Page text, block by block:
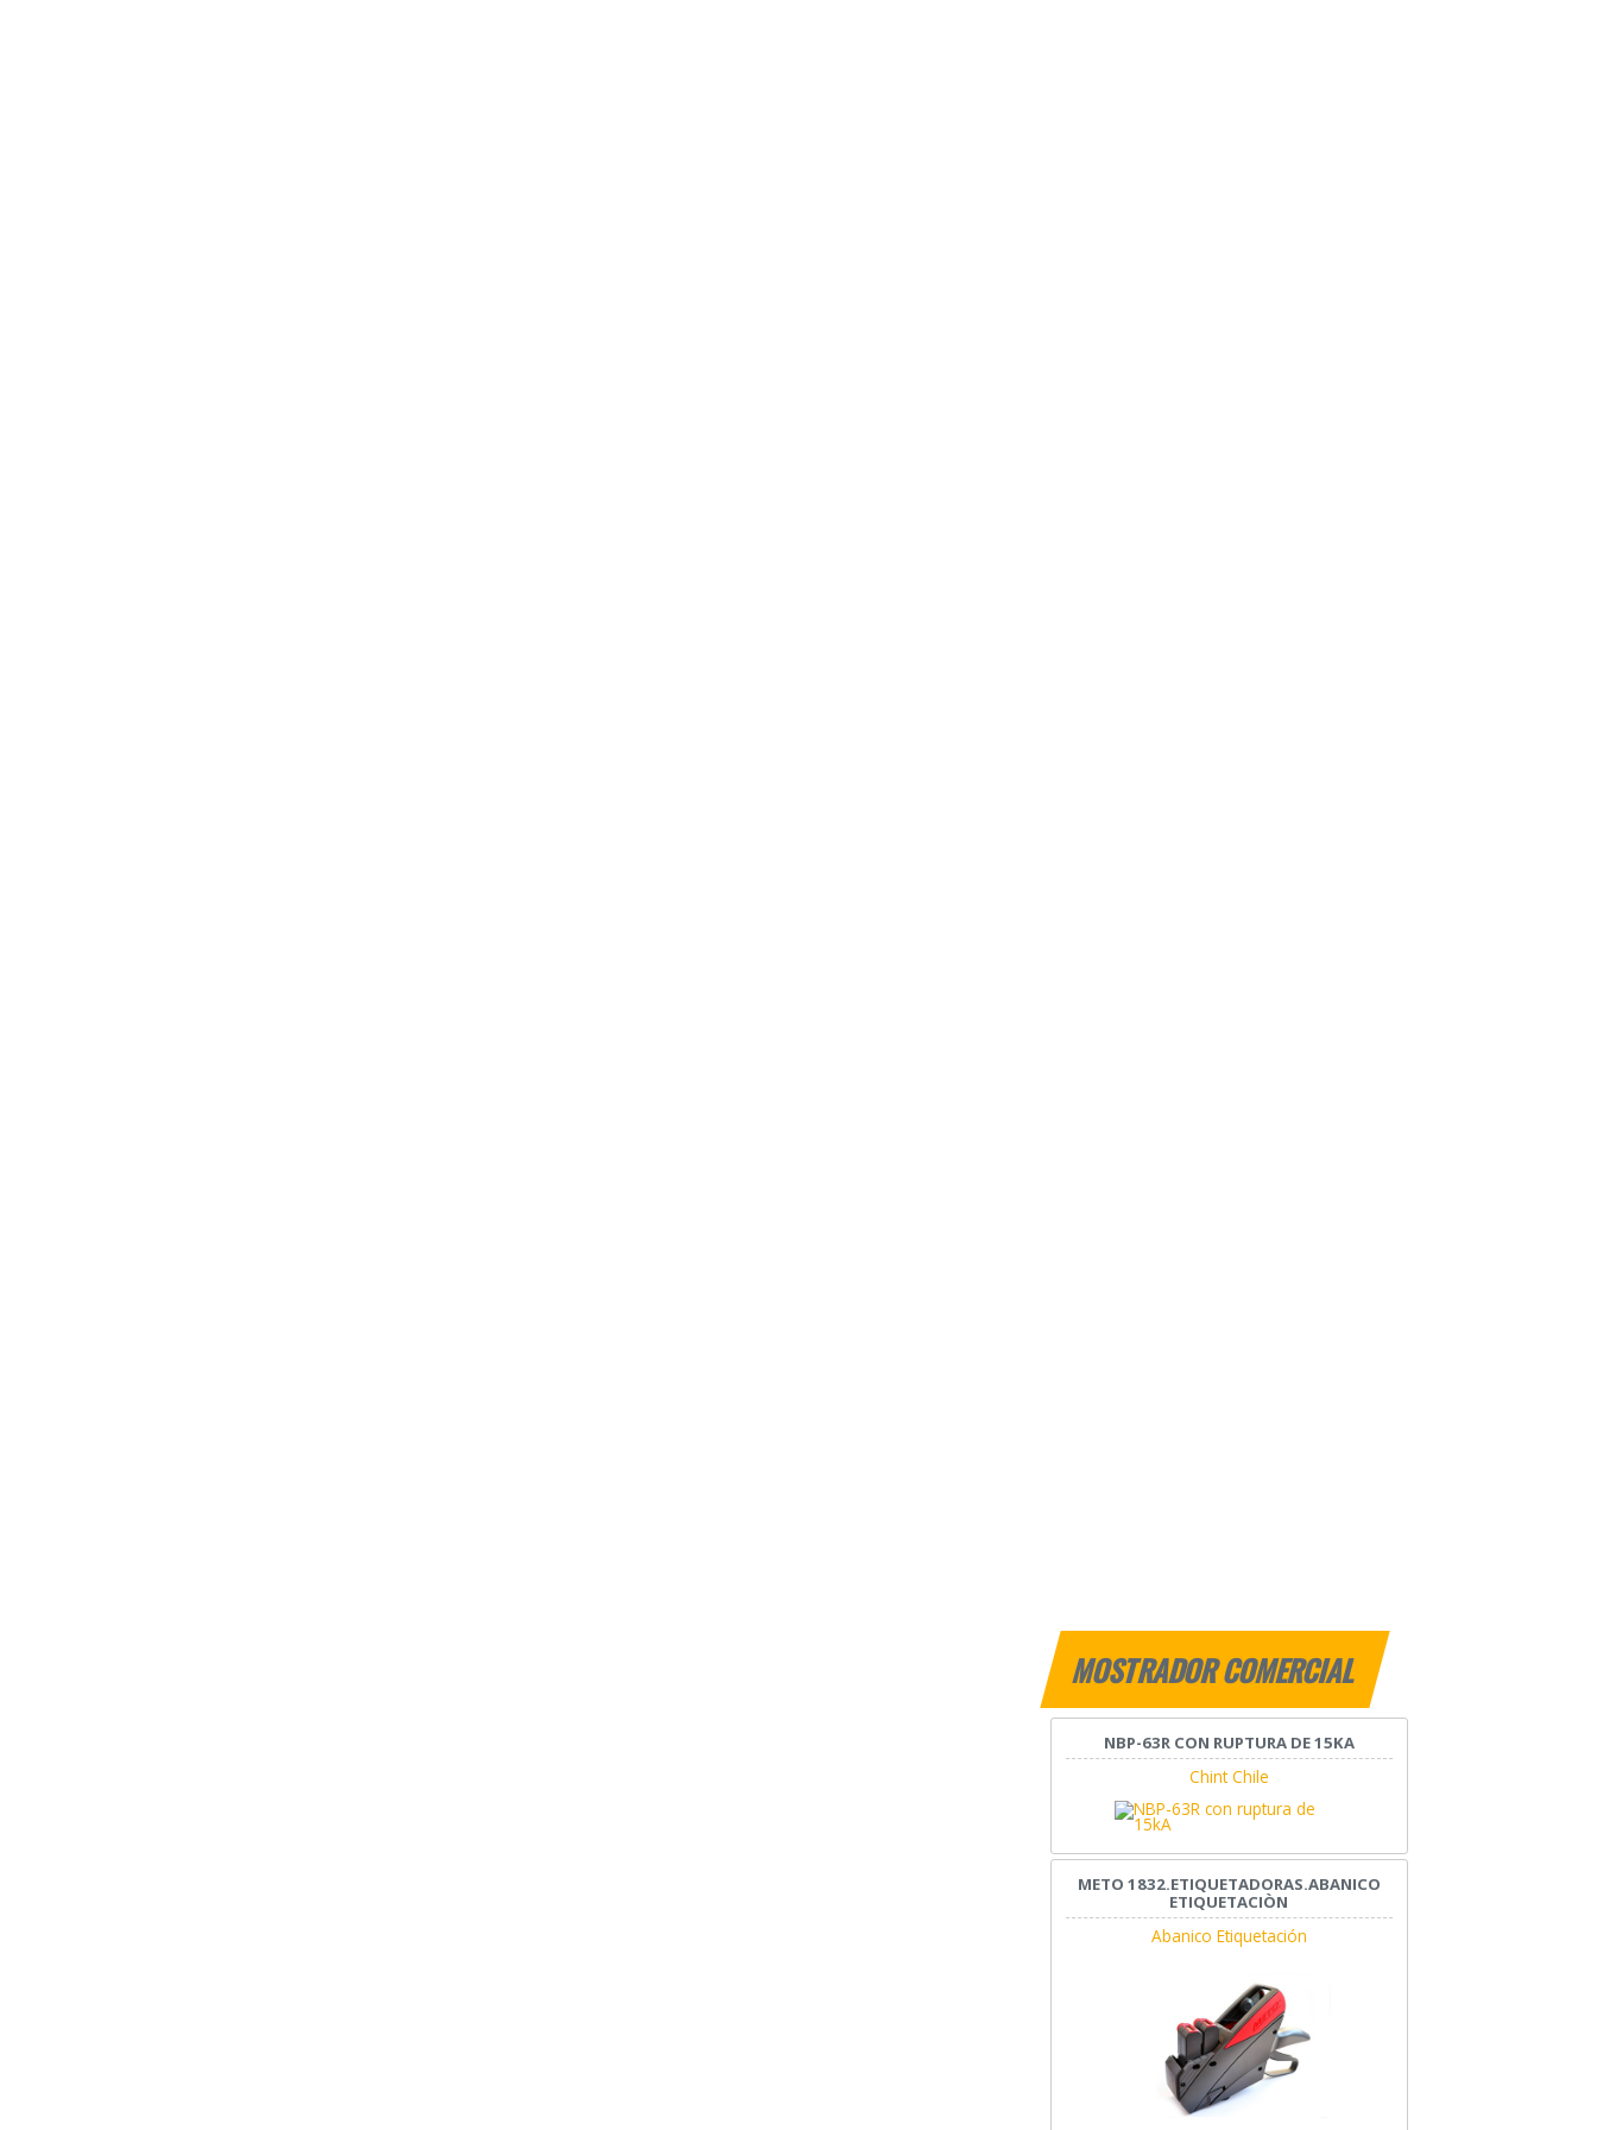
MOSTRADOR COMERCIAL
NBP-63R CON RUPTURA DE 15KA
Chint Chile
METO 1832.ETIQUETADORAS.ABANICO
ETIQUETACIÒN
Abanico Etiquetación